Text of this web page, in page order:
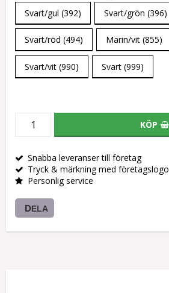
Svart/gul (392) Svart/grön (396)
Svart/röd (494) Marin/vit (855)
Svart/vit (990) Svart (999)
KÖP
Snabba leveranser till företag
Tryck & märkning med företagslogo
Personlig service
DELA